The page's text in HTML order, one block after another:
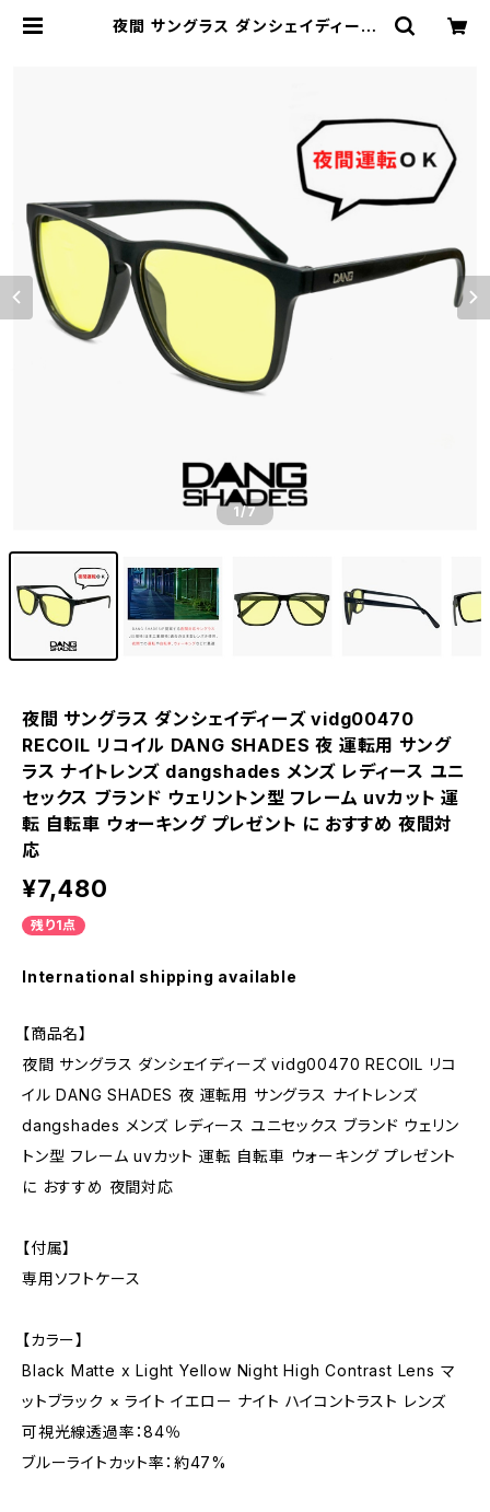
夜間 サングラス ダンシェイディーズ
自転車 ウォーキング プレゼント に お
すすめ 夜間対応 | 【サングラスドッ
グ】メガネ・サングラス・帽子 の 通販
1/7
夜間 サングラス ダンシェイディーズ vidg00470
RECOIL リコイル DANG SHADES 夜 運転用 サング
ラス ナイトレンズ dangshades メンズ レディース ユニ
セックス ブランド ウェリントン型 フレーム uvカット 運
転 自転車 ウォーキング プレゼント に おすすめ 夜間対
応
¥7,480
残り1点
International shipping available
【商品名】
夜間 サングラス ダンシェイディーズ vidg00470 RECOIL リコ
イル DANG SHADES 夜 運転用 サングラス ナイトレンズ
dangshades メンズ レディース ユニセックス ブランド ウェリン
トン型 フレーム uvカット 運転 自転車 ウォーキング プレゼント
に おすすめ 夜間対応
【付属】
専用ソフトケース
【カラー】
Black Matte x Light Yellow Night High Contrast Lens マ
ットブラック × ライト イエロー ナイト ハイコントラスト レンズ
可視光線透過率：84％
ブルーライトカット率：約47%